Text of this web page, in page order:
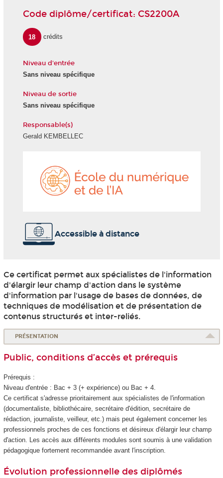
Code diplôme/certificat: CS2200A
18 crédits
Niveau d'entrée
Sans niveau spécifique
Niveau de sortie
Sans niveau spécifique
Responsable(s)
Gerald KEMBELLEC
Accessible à distance
Ce certificat permet aux spécialistes de l'information
d'élargir leur champ d'action dans le système
d'information par l'usage de bases de données, de
techniques de modélisation et de présentation de
contenus structurés et inter-reliés.
PRÉSENTATION
Public, conditions d’accès et prérequis
Prérequis :
Niveau d'entrée : Bac + 3 (+ expérience) ou Bac + 4.
Ce certificat s'adresse prioritairement aux spécialistes de l'information
(documentaliste, bibliothécaire, secrétaire d'édition, secrétaire de
rédaction, journaliste, veilleur, etc.) mais peut également concerner les
professionnels proches de ces fonctions et désireux d'élargir leur champ
d'action. Les accès aux différents modules sont soumis à une validation
pédagogique fortement recommandée avant l'inscription.
Évolution professionnelle des diplômés